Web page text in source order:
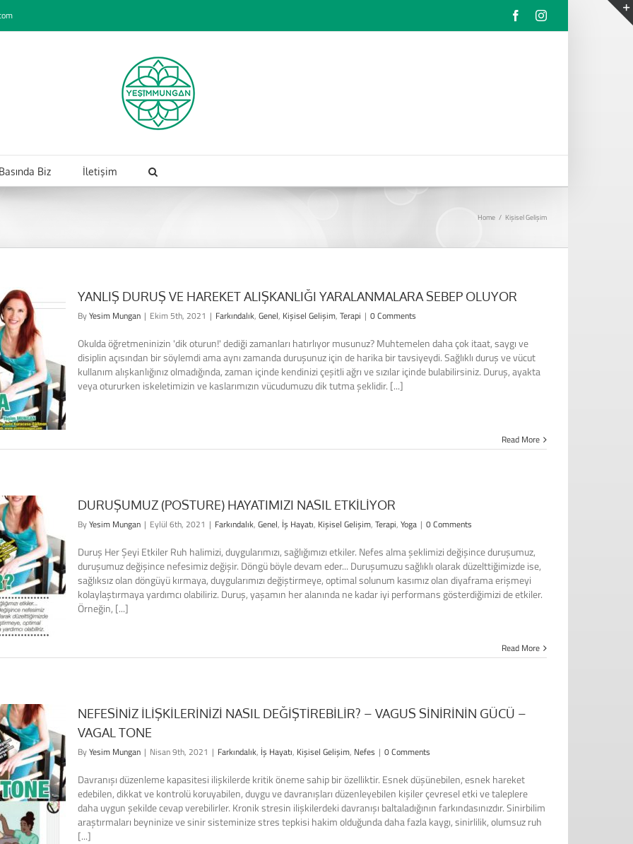
FacebookInstagram
Basında Biz İletişim
Home / Kişisel Gelişim
YANLIŞ DURUŞ VE HAREKET ALIŞKANLIĞI YARALANMALARA SEBEP OLUYOR
ByYesim Mungan | Ekim 5th, 2021 | Farkındalık, Genel, Kişisel Gelişim, Terapi | 0 Comments
Okulda öğretmeninizin 'dik oturun!' dediği zamanları hatırlıyor musunuz? Muhtemelen daha çok itaat, saygı ve
disiplin açısından bir söylemdi ama aynı zamanda duruşunuz için de harika bir tavsiyeydi. Sağlıklı duruş ve vücut
kullanım alışkanlığınız olmadığında, zaman içinde kendinizi çeşitli ağrı ve sızılar içinde bulabilirsiniz. Duruş, ayakta
veya otururken iskeletimizin ve kaslarımızın vücudumuzu dik tutma şeklidir. [...]
Read More
DURUŞUMUZ (POSTURE) HAYATIMIZI NASIL ETKİLİYOR
ByYesim Mungan | Eylül 6th, 2021 | Farkındalık, Genel, İş Hayatı, Kişisel Gelişim, Terapi, Yoga | 0 Comments
Duruş Her Şeyi Etkiler Ruh halimizi, duygularımızı, sağlığımızı etkiler. Nefes alma şeklimizi değişince duruşumuz,
duruşumuz değişince nefesimiz değişir. Döngü böyle devam eder... Duruşumuzu sağlıklı olarak düzelttiğimizde ise,
sağlıksız olan döngüyü kırmaya, duygularımızı değiştirmeye, optimal solunum kasımız olan diyaframa erişmeyi
kolaylaştırmaya yardımcı olabiliriz. Duruş, yaşamın her alanında ne kadar iyi performans gösterdiğimizi de etkiler.
Örneğin, [...]
Read More
NEFESİNİZ İLİŞKİLERİNİZİ NASIL DEĞİŞTİREBİLİR? – VAGUS SİNİRİNİN GÜCÜ –
VAGAL TONE
ByYesim Mungan | Nisan 9th, 2021 | Farkındalık, İş Hayatı, Kişisel Gelişim, Nefes | 0 Comments
Davranışı düzenleme kapasitesi ilişkilerde kritik öneme sahip bir özelliktir. Esnek düşünebilen, esnek hareket
edebilen, dikkat ve kontrolü koruyabilen, duygu ve davranışları düzenleyebilen kişiler çevresel etki ve taleplere
daha uygun şekilde cevap verebilirler. Kronik stresin ilişkilerdeki davranışı baltaladığının farkındasınızdır. Sinirbilim
araştırmaları beyninize ve sinir sisteminize stres tepkisi hakim olduğunda daha fazla kaygı, sinirlilik, olumsuz ruh
[...]